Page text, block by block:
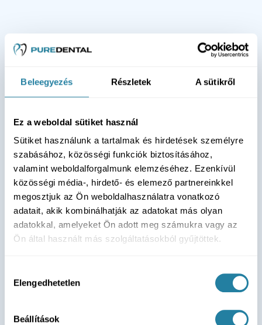
Beleegyezés Részletek A sütikről
Ez a weboldal sütiket használ
Sütiket használunk a tartalmak és hirdetések személyre
szabásához, közösségi funkciók biztosításához,
valamint weboldalforgalmunk elemzéséhez. Ezenkívül
közösségi média-, hirdető- és elemező partnereinkkel
megosztjuk az Ön weboldalhasználatra vonatkozó
adatait, akik kombinálhatják az adatokat más olyan
adatokkal, amelyeket Ön adott meg számukra vagy az
Ön által használt más szolgáltatásokból gyűjtöttek.
kiválasztása
Elengedhetetlen
Beállítások